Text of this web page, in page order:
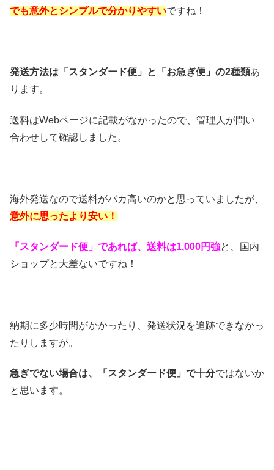
でも意外とシンプルで分かりやすいですね！
発送方法は「スタンダード便」と「お急ぎ便」の2種類あ
ります。
送料はWebページに記載がなかったので、管理人が問い
合わせして確認しました。
海外発送なので送料がバカ高いのかと思っていましたが、
意外に思ったより安い！
「スタンダード便」であれば、送料は1,000円強と、国内
ショップと大差ないですね！
納期に多少時間がかかったり、発送状況を追跡できなかっ
たりしますが。
急ぎでない場合は、「スタンダード便」で十分ではないか
と思います。